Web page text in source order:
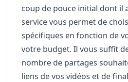
coup de pouce initial dont il
service vous permet de
spécifiques en fonction de
votre budget. Il vous suffit
nombre de partages
liens de vos vidéos et de